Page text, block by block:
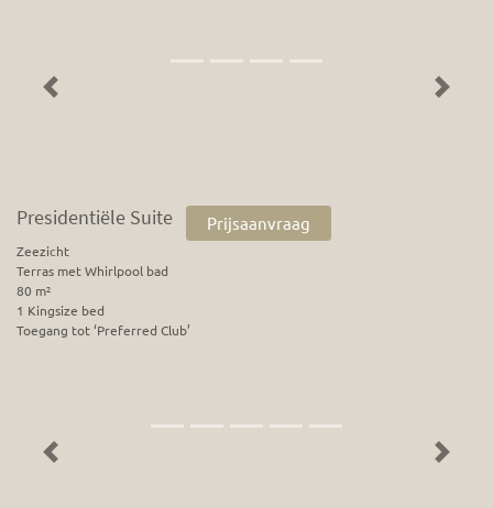
Previous Next
Presidentiële Suite Prijsaanvraag
Zeezicht
Terras met Whirlpool bad
80 m²
1 Kingsize bed
Toegang tot ‘Preferred Club’
Previous Next